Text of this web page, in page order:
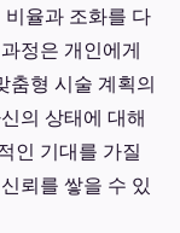
율과 조화를 다
정은 개인에게
춤형 시술 계획의
의 상태에 대해
인 기대를 가질
뢰를 쌓을 수 있